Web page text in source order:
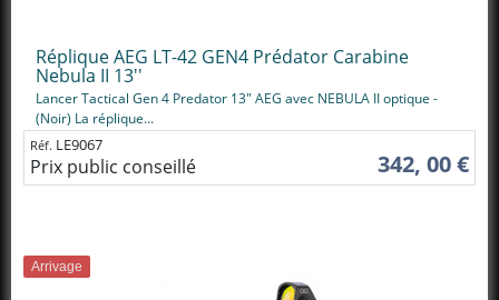
Réplique AEG LT-42 GEN4 Prédator Carabine
Nebula II 13''
Lancer Tactical Gen 4 Predator 13" AEG avec NEBULA II optique -
(Noir) La réplique...
Réf. LE9067
Prix public conseillé 342, 00 €
Arrivage